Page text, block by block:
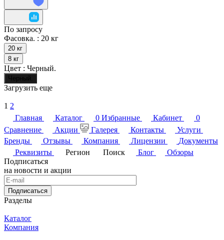
По запросу
Фасовка. : 20 кг
20 кг
8 кг
Цвет : Черный.
Черный.
Загрузить еще
1 2
Главная
Каталог 0 Избранные Кабинет
0
Сравнение
Акции Галерея Контакты
Услуги
Бренды
Отзывы Компания Лицензии
Документы
Реквизиты
Регион Поиск Блог
Обзоры
Подписаться
на новости и акции
Подписаться
Разделы
Каталог
Компания